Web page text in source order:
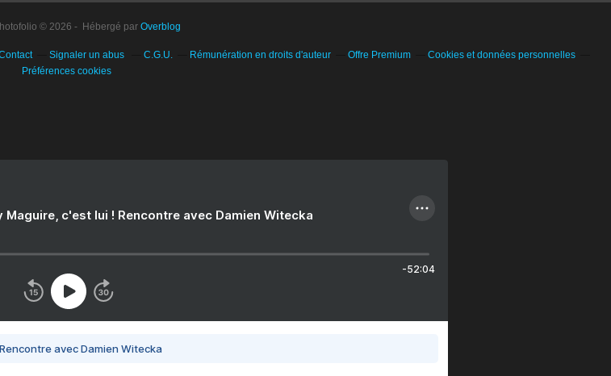
© 2026 - Hébergé par Overblog
Signaler un abus C.G.U. Rémunération en droits d'auteur Offre Premium
Cookies et données personnelles
Préférences cookies
c'est lui ! Rencontre avec Damien Witecka
-52:04
avec Damien Witecka